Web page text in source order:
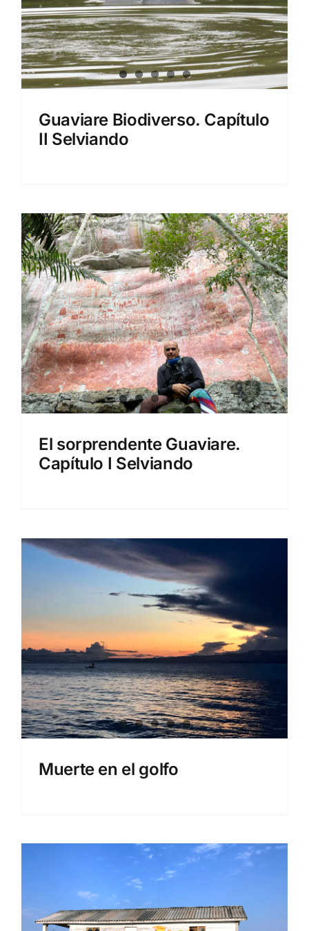
Guaviare Biodiverso. Capítulo
II Selviando
El sorprendente Guaviare.
Capítulo I Selviando
Muerte en el golfo